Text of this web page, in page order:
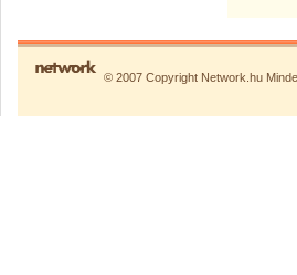
© 2007 Copyright Network.hu